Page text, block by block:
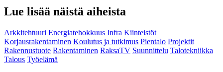
Lue lisää näistä aiheista
Arkkitehtuuri Energiatehokkuus Infra Kiinteistöt
Korjausrakentaminen Koulutus ja tutkimus Pientalo Projektit
Rakennustuote Rakentaminen RaksaTV Suunnittelu Talotekniikka
Talous Työelämä